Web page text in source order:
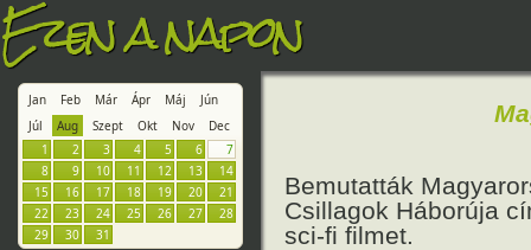
Ezen a napon
Jan Feb Már Ápr Máj
Jún
Júl
Aug Szept Okt Nov
Dec
1
2 3 4 5 6
7
8
9 10 11 12 13
14
15
16 17 18 19 20
21
22
23 24 25 26 27
28
29
30 31
Bemutatták
Csillagok Háborúja
sci-fi filmet.